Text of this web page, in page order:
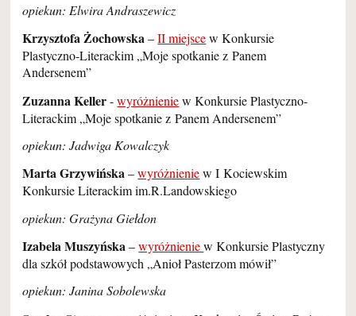
opiekun: Elwira Andraszewicz
Krzysztofa Żochowska–II miejscew Konkursie
Plastyczno-Literackim „Moje spotkanie z Panem
Andersenem”
Zuzanna Keller-wyróżnieniew Konkursie Plastyczno-
Literackim „Moje spotkanie z Panem Andersenem”
opiekun: Jadwiga Kowalczyk
Marta Grzywińska–wyróżnieniew I Kociewskim
Konkursie Literackim im.R.Landowskiego
opiekun: Grażyna Giełdon
Izabela Muszyńska–wyróżnieniew Konkursie Plastyczny
dla szkół podstawowych „Anioł Pasterzom mówił”
opiekun: Janina Sobolewska